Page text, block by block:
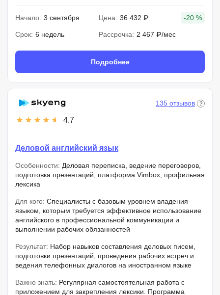
Начало: 3 сентября Цена: 36 432 ₽ -20 %
Срок: 6 недель Рассрочка: 2 467 ₽/мес
Подробнее
4.7
135 отзывов
Деловой английский язык
Особенности: Деловая переписка, ведение переговоров,
подготовка презентаций, платформа Vimbox, профильная
лексика
Для кого: Специалисты с базовым уровнем владения
языком, которым требуется эффективное использование
английского в профессиональной коммуникации и
выполнении рабочих обязанностей
Результат: Набор навыков составления деловых писем,
подготовки презентаций, проведения рабочих встреч и
ведения телефонных диалогов на иностранном языке
Важно знать: Регулярная самостоятельная работа с
приложением для закрепления лексики. Программа